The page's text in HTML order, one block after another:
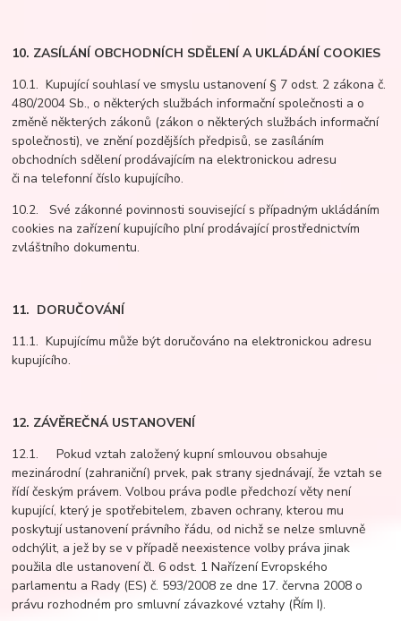
10. ZASÍLÁNÍ OBCHODNÍCH SDĚLENÍ A UKLÁDÁNÍ COOKIES
10.1. Kupující souhlasí ve smyslu ustanovení § 7 odst. 2 zákona č.
480/2004 Sb., o některých službách informační společnosti a o
změně některých zákonů (zákon o některých službách informační
společnosti), ve znění pozdějších předpisů, se zasíláním
obchodních sdělení prodávajícím na elektronickou adresu
či na telefonní číslo kupujícího.
10.2. Své zákonné povinnosti související s případným ukládáním
cookies na zařízení kupujícího plní prodávající prostřednictvím
zvláštního dokumentu.
11. DORUČOVÁNÍ
11.1. Kupujícímu může být doručováno na elektronickou adresu
kupujícího.
12. ZÁVĚREČNÁ USTANOVENÍ
12.1. Pokud vztah založený kupní smlouvou obsahuje
mezinárodní (zahraniční) prvek, pak strany sjednávají, že vztah se
řídí českým právem. Volbou práva podle předchozí věty není
kupující, který je spotřebitelem, zbaven ochrany, kterou mu
poskytují ustanovení právního řádu, od nichž se nelze smluvně
odchýlit, a jež by se v případě neexistence volby práva jinak
použila dle ustanovení čl. 6 odst. 1 Nařízení Evropského
parlamentu a Rady (ES) č. 593/2008 ze dne 17. června 2008 o
právu rozhodném pro smluvní závazkové vztahy (Řím I).